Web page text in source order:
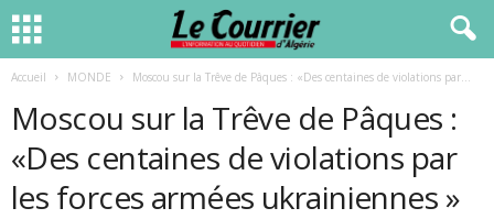
Accueil MONDE Moscou sur la Trêve de Pâques : «Des centaines de violations par...
Moscou sur la Trêve de Pâques :
«Des centaines de violations par
les forces armées ukrainiennes »